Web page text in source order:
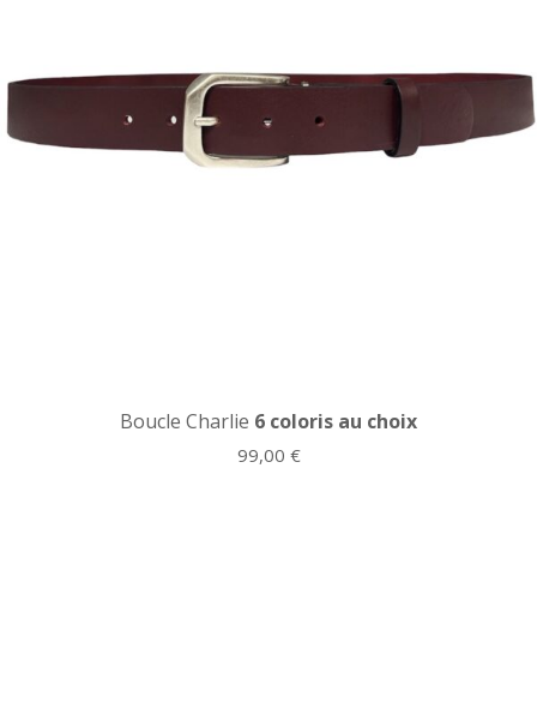
Boucle Charlie 6 coloris au choix
99,00 €